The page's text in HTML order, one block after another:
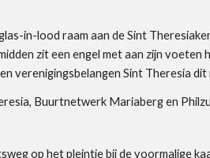
in-lood raam aan de Sint
zit een engel met aan zijn
verenigingsbelangen Sint Theresia
Buurtnetwerk Mariaberg en
op het pleintje bij de voormalige